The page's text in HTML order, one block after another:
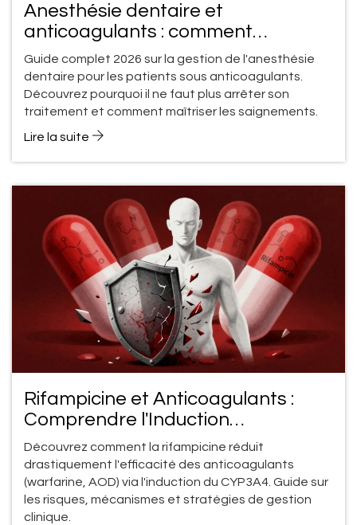
Anesthésie dentaire et
anticoagulants : comment
minimiser les effets secondaires en
2026
Guide complet 2026 sur la gestion de l'anesthésie
dentaire pour les patients sous anticoagulants.
Découvrez pourquoi il ne faut plus arrêter son
traitement et comment maîtriser les saignements.
Lire la suite
Rifampicine et Anticoagulants :
Comprendre l'Induction
Enzymatique et les Risques
Découvrez comment la rifampicine réduit
drastiquement l'efficacité des anticoagulants
(warfarine, AOD) via l'induction du CYP3A4. Guide sur
les risques, mécanismes et stratégies de gestion
clinique.